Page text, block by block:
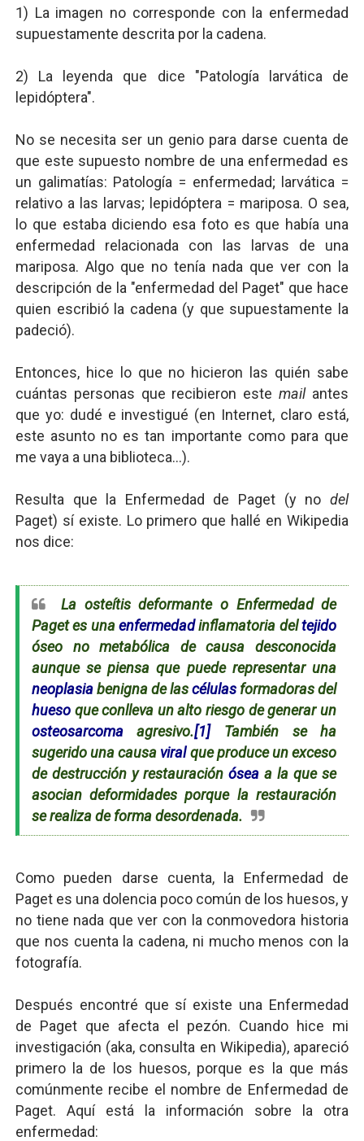
1) La imagen no corresponde con la enfermedad
supuestamente descrita por la cadena.
2) La leyenda que dice "Patología larvática de
lepidóptera".
No se necesita ser un genio para darse cuenta de
que este supuesto nombre de una enfermedad es
un galimatías: Patología = enfermedad; larvática =
relativo a las larvas; lepidóptera = mariposa. O sea,
lo que estaba diciendo esa foto es que había una
enfermedad relacionada con las larvas de una
mariposa. Algo que no tenía nada que ver con la
descripción de la "enfermedad del Paget" que hace
quien escribió la cadena (y que supuestamente la
padeció).
Entonces, hice lo que no hicieron las quién sabe
cuántas personas que recibieron estemailantes
que yo: dudé e investigué (en Internet, claro está,
este asunto no es tan importante como para que
me vaya a una biblioteca...).
Resulta que la Enfermedad de Paget (y nodel
Paget) sí existe. Lo primero que hallé en Wikipedia
nos dice:
La osteítis deformante o Enfermedad de
Paget es unaenfermedadinflamatoria deltejido
óseo no metabólica de causa desconocida
aunque se piensa que puede representar una
neoplasiabenigna de lascélulas formadoras del
huesoque conlleva un alto riesgo de generar un
osteosarcomaagresivo.[1]También se ha
sugerido una causa viralque produce un exceso
de destrucción y restauración ósea a la que se
asocian deformidades porque la restauración
se realiza de forma desordenada.
Como pueden darse cuenta, la Enfermedad de
Paget es una dolencia poco común de los huesos, y
no tiene nada que ver con la conmovedora historia
que nos cuenta la cadena, ni mucho menos con la
fotografía.
Después encontré que sí existe una Enfermedad
de Paget que afecta el pezón. Cuando hice mi
investigación (aka, consulta en Wikipedia), apareció
primero la de los huesos, porque es la que más
comúnmente recibe el nombre de Enfermedad de
Paget. Aquí está la información sobre la otra
enfermedad: